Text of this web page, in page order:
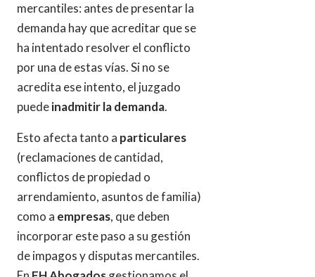
mercantiles: antes de presentar la
demanda hay que acreditar que se
ha intentado resolver el conflicto
por una de estas vías. Si no se
acredita ese intento, el juzgado
puedeinadmitir la demanda.
Esto afecta tanto a particulares
(reclamaciones de cantidad,
conflictos de propiedad o
arrendamiento, asuntos de familia)
como a empresas, que deben
incorporar este paso a su gestión
de impagos y disputas mercantiles.